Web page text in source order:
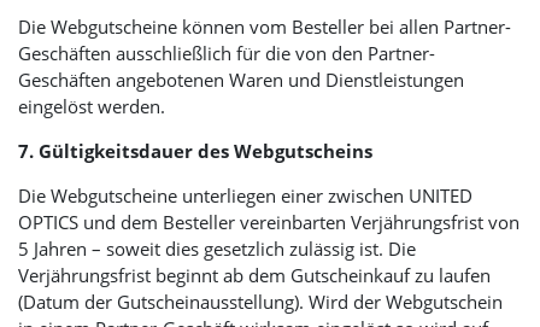
Die Webgutscheine können vom Besteller bei allen Partner-
Geschäften ausschließlich für die von den Partner-
Geschäften angebotenen Waren und Dienstleistungen
eingelöst werden.
7. Gültigkeitsdauer des Webgutscheins
Die Webgutscheine unterliegen einer zwischen UNITED
OPTICS und dem Besteller vereinbarten Verjährungsfrist von
5 Jahren – soweit dies gesetzlich zulässig ist. Die
Verjährungsfrist beginnt ab dem Gutscheinkauf zu laufen
(Datum der Gutscheinausstellung). Wird der Webgutschein